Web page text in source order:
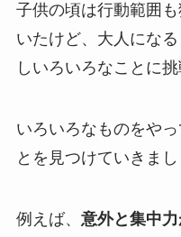
子供の頃は行動範囲
いたけど、大人にな
しいろいろなことに挑
いろいろなものをや
とを見つけていきまし
例えば、 意外と集中